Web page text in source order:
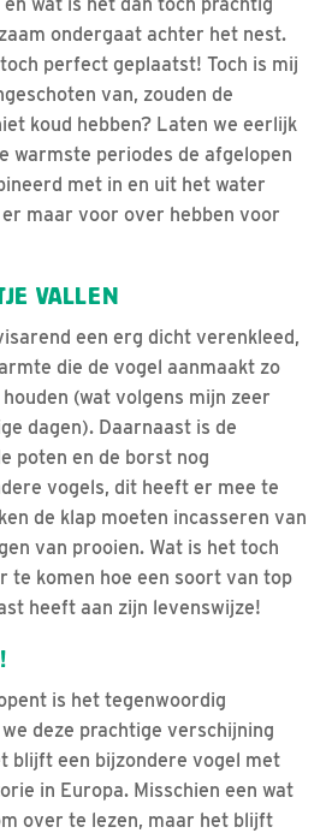
ondergaat achter het nest.
perfect geplaatst! Toch is mij
van, zouden de
koud hebben? Laten we eerlijk
warmste periodes de afgelopen
met in en uit het water
maar voor over hebben voor
VALLEN
een erg dicht verenkleed,
die de vogel aanmaakt zo
(wat volgens mijn zeer
dagen). Daarnaast is de
poten en de borst nog
vogels, dit heeft er mee te
de klap moeten incasseren van
van prooien. Wat is het toch
te komen hoe een soort van top
heeft aan zijn levenswijze!
is het tegenwoordig
deze prachtige verschijning
blijft een bijzondere vogel met
in Europa. Misschien een wat
over te lezen, maar het blijft